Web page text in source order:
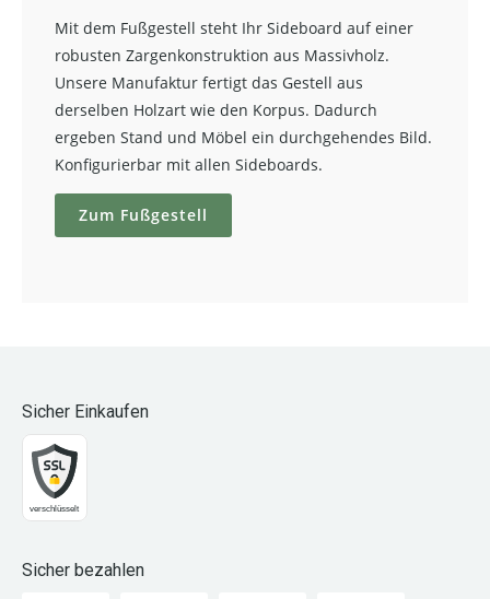
Mit dem Fußgestell steht Ihr Sideboard auf einer
robusten Zargenkonstruktion aus Massivholz.
Unsere Manufaktur fertigt das Gestell aus
derselben Holzart wie den Korpus. Dadurch
ergeben Stand und Möbel ein durchgehendes Bild.
Konfigurierbar mit allen Sideboards.
Zum Fußgestell
Sicher Einkaufen
Sicher bezahlen